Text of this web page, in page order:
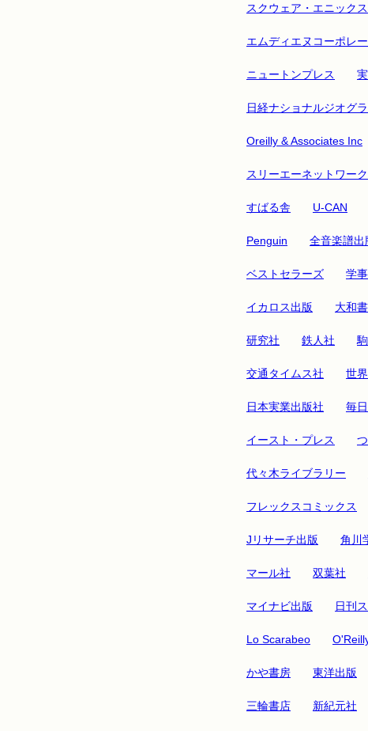
スクウェア・エニックス
エムディエヌコーポレ
ニュートンプレス
日経ナショナルジオグ
Oreilly & Associates Inc
スリーエーネットワーク
すばる舎 U-CAN
Penguin 全音楽譜出
ベストセラーズ 学
イカロス出版 大和
研究社 鉄人社
交通タイムス社 世
日本実業出版社 毎
イースト・プレス
代々木ライブラリー
フレックスコミックス
Jリサーチ出版 角川
マール社 双葉社
マイナビ出版 日刊
Lo Scarabeo
かや書房 東洋出版
三輪書店 新紀元社